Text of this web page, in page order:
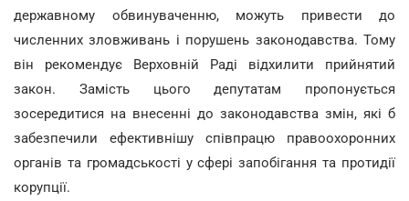
державному обвинуваченню, можуть привести до
численних зловживань і порушень законодавства. Тому
він рекомендує Верховній Раді відхилити прийнятий
закон. Замість цього депутатам пропонується
зосередитися на внесенні до законодавства змін, які б
забезпечили ефективнішу співпрацю правоохоронних
органів та громадськості у сфері запобігання та протидії
корупції.